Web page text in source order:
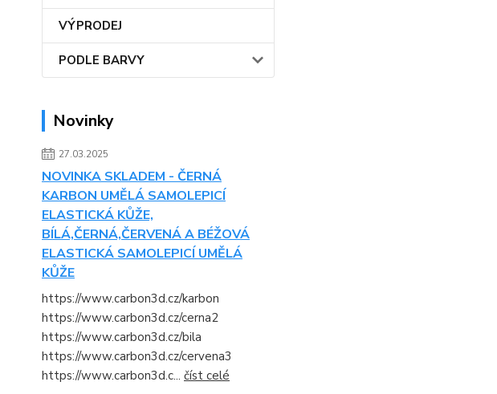
VÝPRODEJ
PODLE BARVY
Novinky
27.03.2025
NOVINKA SKLADEM - ČERNÁ
KARBON UMĚLÁ SAMOLEPICÍ
ELASTICKÁ KŮŽE,
BÍLÁ,ČERNÁ,ČERVENÁ A BÉŽOVÁ
ELASTICKÁ SAMOLEPICÍ UMĚLÁ
KŮŽE
https://www.carbon3d.cz/karbon
https://www.carbon3d.cz/cerna2
https://www.carbon3d.cz/bila
https://www.carbon3d.cz/cervena3
https://www.carbon3d.c... číst celé